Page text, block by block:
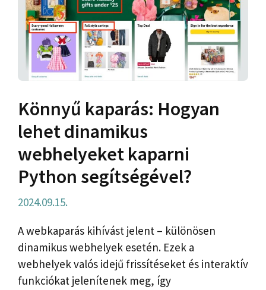
Könnyű kaparás: Hogyan
lehet dinamikus
webhelyeket kaparni
Python segítségével?
2024.09.15.
A webkaparás kihívást jelent – ​​különösen
dinamikus webhelyek esetén. Ezek a
webhelyek valós idejű frissítéseket és interaktív
funkciókat jelenítenek meg, így